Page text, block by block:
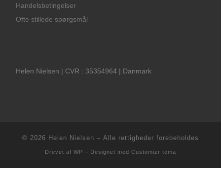
Handelsbetingelser
Ofte stillede spørgsmål
Helen Nielsen | CVR : 35354964 | Danmark
© 2026 Helen Nielsen – Alle rettigheder forebeholdes
Drevet af WP – Designet med Customizr tema